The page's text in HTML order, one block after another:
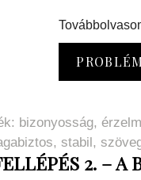
bizonyosság,
, stabil,
2. – A